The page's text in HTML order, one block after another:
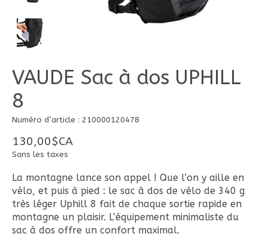
VAUDE Sac à dos UPHILL
8
Numéro d’article : 210000120478
130,00$CA
Sans les taxes
La montagne lance son appel ! Que l’on y aille en
vélo, et puis à pied : le sac à dos de vélo de 340 g
très léger Uphill 8 fait de chaque sortie rapide en
montagne un plaisir. L’équipement minimaliste du
sac à dos offre un confort maximal.